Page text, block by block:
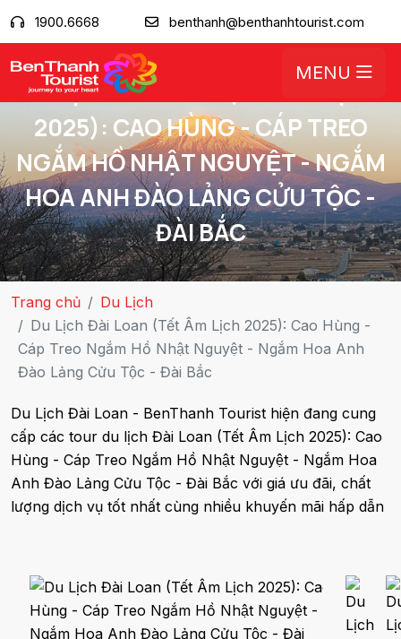
1900.6668 benthanh@benthanhtourist.com
MENU
DU LỊCH ĐÀI LOAN (TẾT ÂM LỊCH
2025): CAO HÙNG - CÁP TREO
NGẮM HỒ NHẬT NGUYỆT - NGẮM
HOA ANH ĐÀO LẢNG CỬU TỘC -
ĐÀI BẮC
Trang chủ
Du Lịch
Du Lịch Đài Loan (Tết Âm Lịch 2025): Cao Hùng -
Cáp Treo Ngắm Hồ Nhật Nguyệt - Ngắm Hoa Anh
Đào Lảng Cửu Tộc - Đài Bắc
Du Lịch Đài Loan - BenThanh Tourist hiện đang cung
cấp các tour du lịch Đài Loan (Tết Âm Lịch 2025): Cao
Hùng - Cáp Treo Ngắm Hồ Nhật Nguyệt - Ngắm Hoa
Anh Đào Lảng Cửu Tộc - Đài Bắc với giá ưu đãi, chất
lượng dịch vụ tốt nhất cùng nhiều khuyến mãi hấp dẫn